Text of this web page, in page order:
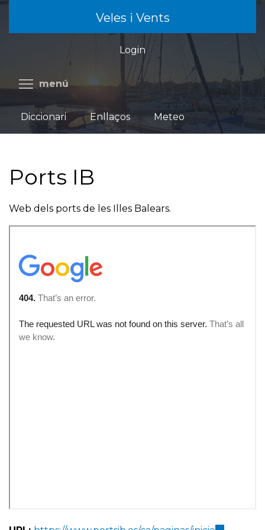
contingut
Veles i Vents
Login
menú Commuta la visibilitat del menú
Diccionari Enllaços Meteo
Ports IB
Web dels ports de les Illes Balears.